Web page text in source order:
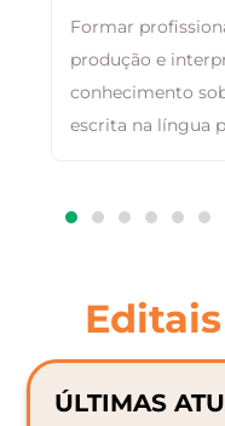
Formar
produção e
conhecimento
escrita na língua
ÚLTIMAS